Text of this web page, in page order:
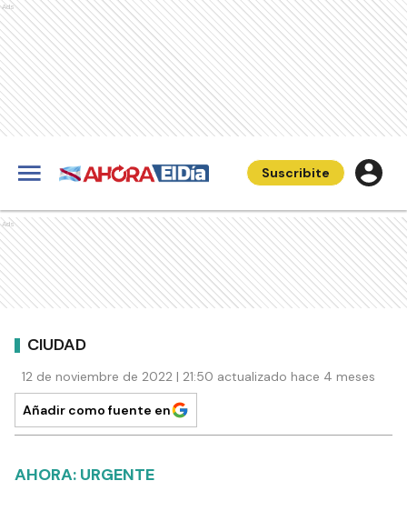
Ads
Suscribite
Ads
CIUDAD
12 de noviembre de 2022 | 21:50 actualizado hace 4 meses
Añadir como fuente en
AHORA: URGENTE